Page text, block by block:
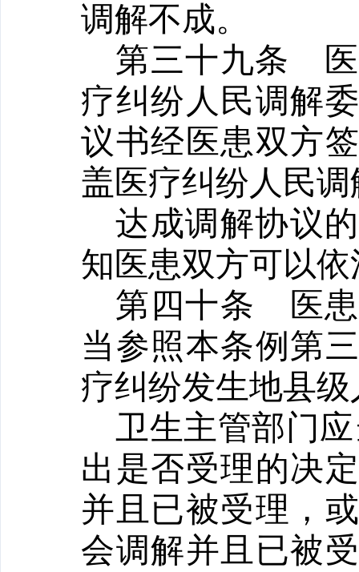
调解不成。
第三十九条
疗纠纷人民调解
议书经医患双方
盖医疗纠纷人民
达成调解协议
知医患双方可以
第四十条
医
当参照本条例第
疗纠纷发生地县
卫生主管部门
出是否受理的决
并且已被受理，
会调解并且已被